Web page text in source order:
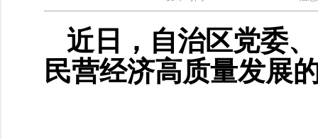
近日，自治区党委
民营经济高质量发展